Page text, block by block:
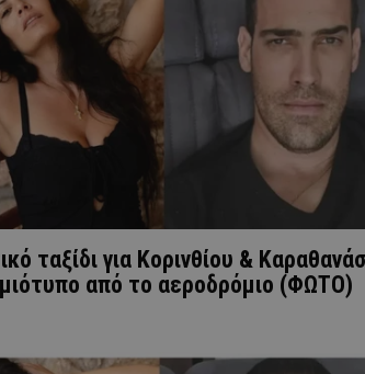
ταξίδι για Κορινθίου &
από το αεροδρόμιο (ΦΩΤΟ)